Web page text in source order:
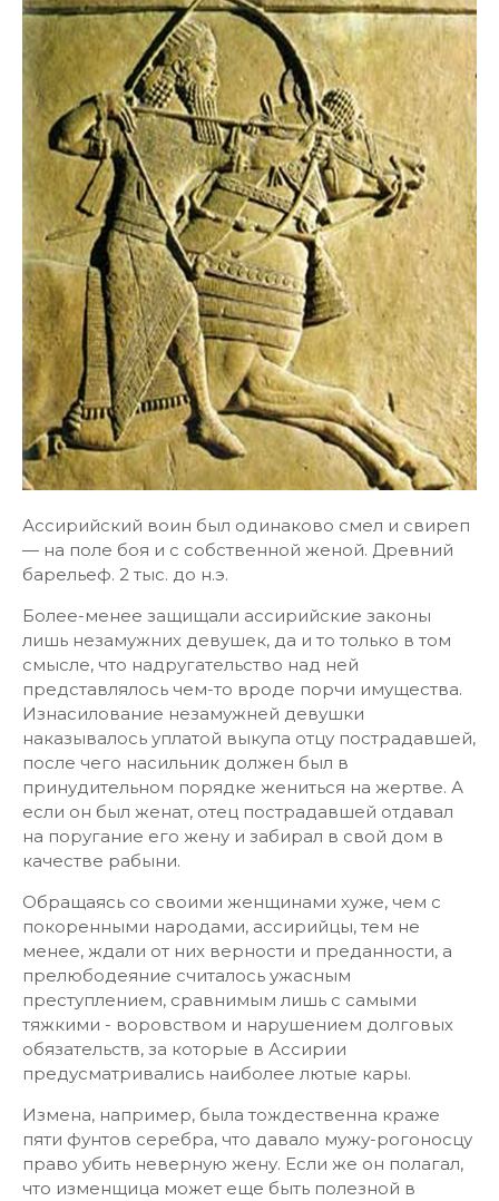
Ассирийский воин был одинаково смел и свиреп
— на поле боя и с собственной женой. Древний
барельеф. 2 тыс. до н.э.
Более-менее защищали ассирийские законы
лишь незамужних девушек, да и то только в том
смысле, что надругательство над ней
представлялось чем-то вроде порчи имущества.
Изнасилование незамужней девушки
наказывалось уплатой выкупа отцу пострадавшей,
после чего насильник должен был в
принудительном порядке жениться на жертве. А
если он был женат, отец пострадавшей отдавал
на поругание его жену и забирал в свой дом в
качестве рабыни.
Обращаясь со своими женщинами хуже, чем с
покоренными народами, ассирийцы, тем не
менее, ждали от них верности и преданности, а
прелюбодеяние считалось ужасным
преступлением, сравнимым лишь с самыми
тяжкими - воровством и нарушением долговых
обязательств, за которые в Ассирии
предусматривались наиболее лютые кары.
Измена, например, была тождественна краже
пяти фунтов серебра, что давало мужу-рогоносцу
право убить неверную жену. Если же он полагал,
что изменщица может еще быть полезной в